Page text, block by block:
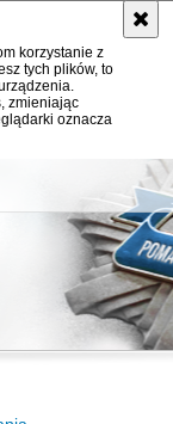
korzystanie z
tych plików, to
zmieniając
oznacza